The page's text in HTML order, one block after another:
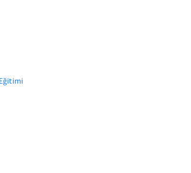
Eğitimi